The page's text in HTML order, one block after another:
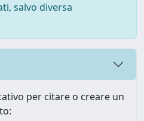
salvo diversa
per citare o creare un